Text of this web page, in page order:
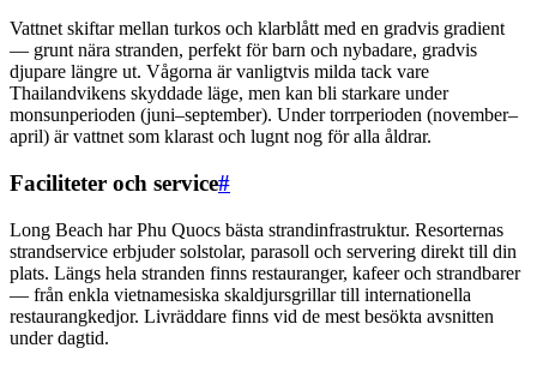
Vattnet skiftar mellan turkos och klarblått med en gradvis gradient
— grunt nära stranden, perfekt för barn och nybadare, gradvis
djupare längre ut. Vågorna är vanligtvis milda tack vare
Thailandvikens skyddade läge, men kan bli starkare under
monsunperioden (juni–september). Under torrperioden (november–
april) är vattnet som klarast och lugnt nog för alla åldrar.
Faciliteter och service#
Long Beach har Phu Quocs bästa strandinfrastruktur. Resorternas
strandservice erbjuder solstolar, parasoll och servering direkt till din
plats. Längs hela stranden finns restauranger, kafeer och strandbarer
— från enkla vietnamesiska skaldjursgrillar till internationella
restaurangkedjor. Livräddare finns vid de mest besökta avsnitten
under dagtid.